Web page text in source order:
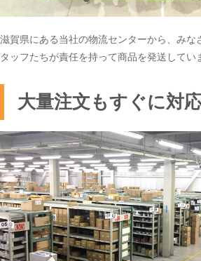
滋賀県にある当社の物流センターから、みな
タッフたちが責任を持って商品を発送してい
大量注文もすぐに対